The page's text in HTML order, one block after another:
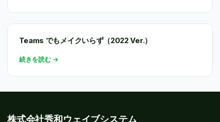
Teams でもメイクいらず（2022 Ver.）
続きを読む →
株式会社秀和ウェイブシステム